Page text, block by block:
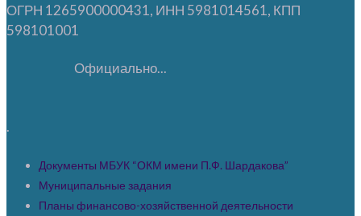
ОГРН 1265900000431, ИНН 5981014561, КПП
598101001
Официально...
.
Документы МБУК “ОКМ имени П.Ф. Шардакова”
Муниципальные задания
Планы финансово-хозяйственной деятельности